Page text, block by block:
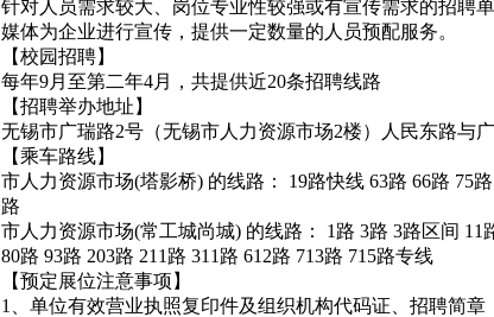
针对人员需求较大、岗位专业性较强或有宣传需求的招聘
媒体为企业进行宣传，提供一定数量的人员预配服务。
【校园招聘】
每年9月至第二年4月，共提供近20条招聘线路
【招聘举办地址】
无锡市广瑞路2号（无锡市人力资源市场2楼）人民东路与
【乘车路线】
市人力资源市场(塔影桥) 的线路： 19路快线 63路 66路 75路
路
市人力资源市场(常工城尚城) 的线路： 1路 3路 3路区间 11
80路 93路 203路 211路 311路 612路 713路 715路专线
【预定展位注意事项】
1、单位有效营业执照复印件及组织机构代码证、招聘简